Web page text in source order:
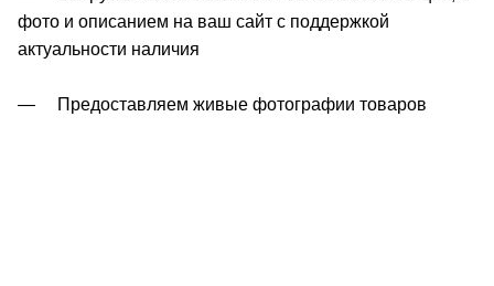
фото и описанием на ваш сайт с поддержкой
актуальности наличия
— Предоставляем живые фотографии товаров